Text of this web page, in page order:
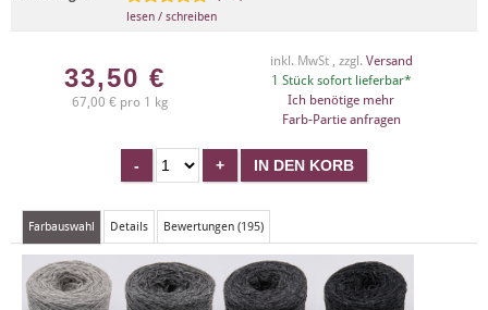
lesen / schreiben
33,50 €
67,00 € pro 1 kg
inkl. MwSt , zzgl. Versand
1 Stück sofort lieferbar*
Ich benötige mehr
Farb-Partie anfragen
Farbauswahl Details Bewertungen (195)